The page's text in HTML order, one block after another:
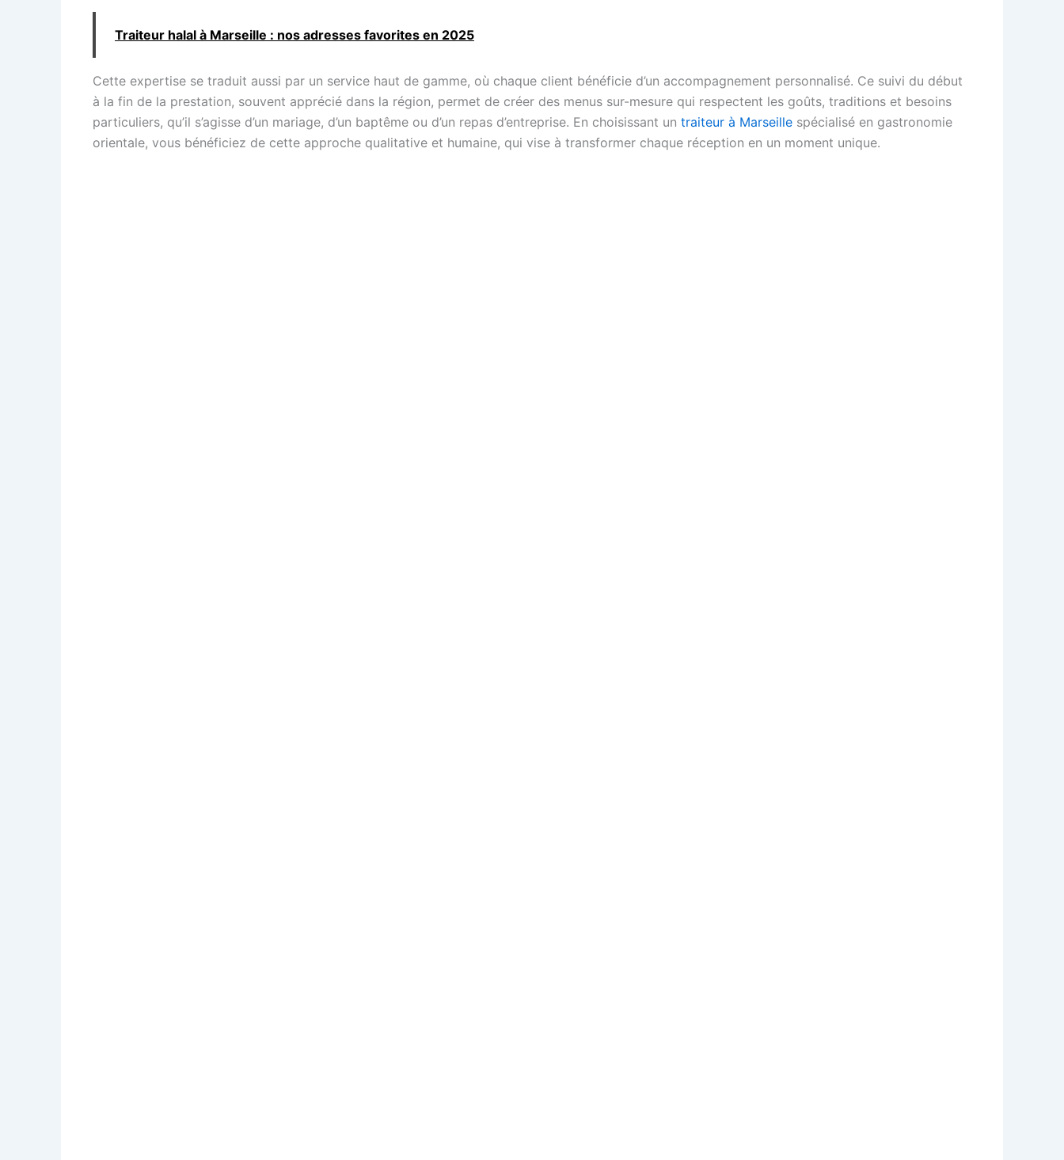
Traiteur halal à Marseille : nos adresses favorites en 2025
Cette expertise se traduit aussi par un service haut de gamme, où chaque client bénéficie d’un accompagnement personnalisé. Ce suivi du début
à la fin de la prestation, souvent apprécié dans la région, permet de créer des menus sur-mesure qui respectent les goûts, traditions et besoins
particuliers, qu’il s’agisse d’un mariage, d’un baptême ou d’un repas d’entreprise. En choisissant un traiteur à Marseille spécialisé en gastronomie
orientale, vous bénéficiez de cette approche qualitative et humaine, qui vise à transformer chaque réception en un moment unique.